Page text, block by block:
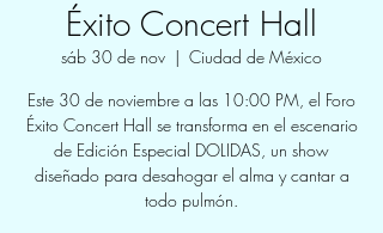
Éxito Concert Hall
sáb 30 de nov
  |
Ciudad de México
Este 30 de noviembre a las 10:00 PM, el Foro
Éxito Concert Hall se transforma en el escenario
de Edición Especial DOLIDAS, un show
diseñado para desahogar el alma y cantar a
todo pulmón.